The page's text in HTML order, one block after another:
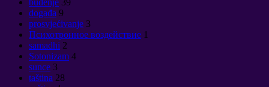
događa 9
prosvjećivanje 3
Психотронное воздействие 1
samadhi 2
Sotonizam 4
sunce 3
taština 28